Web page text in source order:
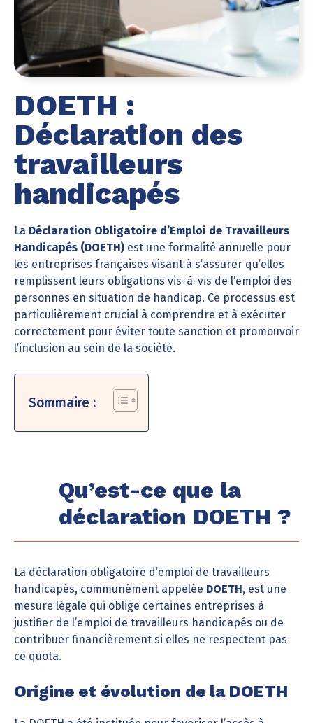
DOETH :
Déclaration des
travailleurs
handicapés
La Déclaration Obligatoire d’Emploi de Travailleurs
Handicapés (DOETH) est une formalité annuelle pour
les entreprises françaises visant à s’assurer qu’elles
remplissent leurs obligations vis-à-vis de l’emploi des
personnes en situation de handicap. Ce processus est
particulièrement crucial à comprendre et à exécuter
correctement pour éviter toute sanction et promouvoir
l’inclusion au sein de la société.
Sommaire :
Qu’est-ce que la
déclaration DOETH ?
La déclaration obligatoire d’emploi de travailleurs
handicapés, communément appelée DOETH, est une
mesure légale qui oblige certaines entreprises à
justifier de l’emploi de travailleurs handicapés ou de
contribuer financièrement si elles ne respectent pas
ce quota.
Origine et évolution de la DOETH